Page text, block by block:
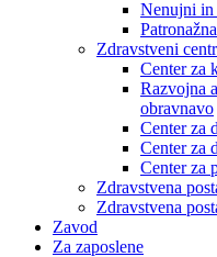
Nenujni in
Zdravstveni
Center za
Razvojna
obravnavo
Center za
Center za
Center za
Zdravstvena
Zdravstvena
Zavod
Za zaposlene